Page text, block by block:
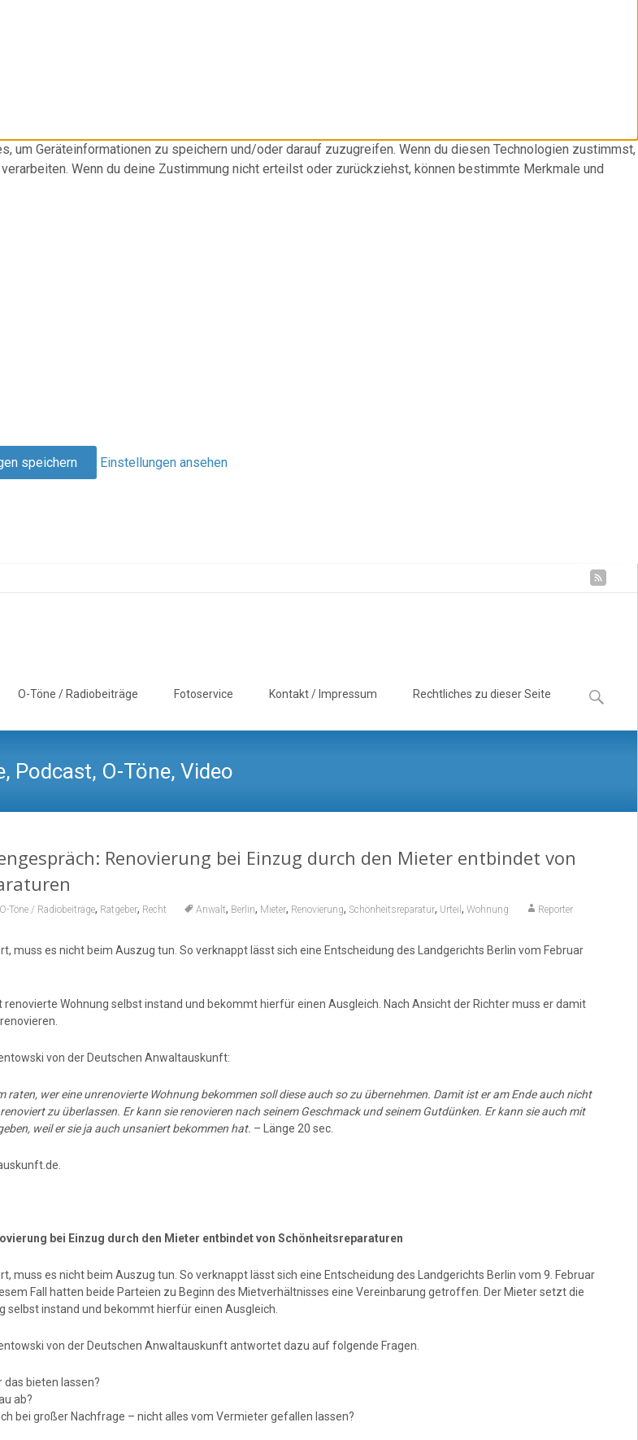
um Geräteinformationen zu speichern und/oder darauf zuzugreifen. Wenn du diesen Technologien zustimmst,
Wenn du deine Zustimmung nicht erteilst oder zurückziehst, können bestimmte Merkmale und
speichern Einstellungen ansehen
O-Töne / Radiobeiträge Fotoservice Kontakt / Impressum Rechtliches zu dieser Seite
Suchen
nach:
Podcast, O-Töne, Video
Renovierung bei Einzug durch den Mieter entbindet von
O-Töne / Radiobeiträge, Ratgeber, Recht Anwalt, Berlin, Mieter, Renovierung, Schönheitsreparatur, Urteil , Wohnung Reporter
muss es nicht beim Auszug tun. So verknappt lässt sich eine Entscheidung des Landgerichts Berlin vom Februar
renovierte Wohnung selbst instand und bekommt hierfür einen Ausgleich. Nach Ansicht der Richter muss er damit
von der Deutschen Anwaltauskunft:
raten, wer eine unrenovierte Wohnung bekommen soll diese auch so zu übernehmen. Damit ist er am Ende auch nicht
zu überlassen. Er kann sie renovieren nach seinem Geschmack und seinem Gutdünken. Er kann sie auch mit
weil er sie ja auch unsaniert bekommen hat. – Länge 20 sec.
bei Einzug durch den Mieter entbindet von Schönheitsreparaturen
muss es nicht beim Auszug tun. So verknappt lässt sich eine Entscheidung des Landgerichts Berlin vom 9. Februar
Fall hatten beide Parteien zu Beginn des Mietverhältnisses eine Vereinbarung getroffen. Der Mieter setzt die
selbst instand und bekommt hierfür einen Ausgleich.
von der Deutschen Anwaltauskunft antwortet dazu auf folgende Fragen.
das bieten lassen?
ab?
bei großer Nachfrage – nicht alles vom Vermieter gefallen lassen?